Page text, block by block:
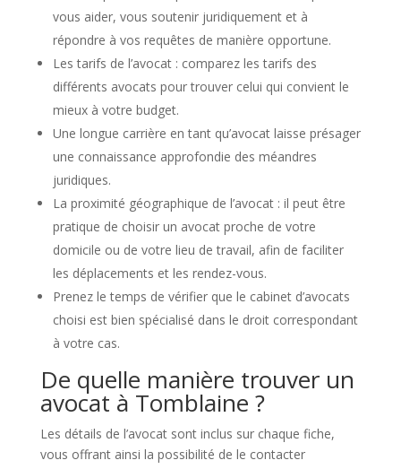
vous aider, vous soutenir juridiquement et à
répondre à vos requêtes de manière opportune.
Les tarifs de l’avocat : comparez les tarifs des
différents avocats pour trouver celui qui convient le
mieux à votre budget.
Une longue carrière en tant qu’avocat laisse présager
une connaissance approfondie des méandres
juridiques.
La proximité géographique de l’avocat : il peut être
pratique de choisir un avocat proche de votre
domicile ou de votre lieu de travail, afin de faciliter
les déplacements et les rendez-vous.
Prenez le temps de vérifier que le cabinet d’avocats
choisi est bien spécialisé dans le droit correspondant
à votre cas.
De quelle manière trouver un
avocat à Tomblaine ?
Les détails de l’avocat sont inclus sur chaque fiche,
vous offrant ainsi la possibilité de le contacter